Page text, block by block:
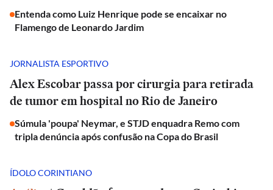
Entenda como Luiz Henrique pode se encaixar no
Flamengo de Leonardo Jardim
JORNALISTA ESPORTIVO
Alex Escobar passa por cirurgia para retirada
de tumor em hospital no Rio de Janeiro
Súmula 'poupa' Neymar, e STJD enquadra Remo com
tripla denúncia após confusão na Copa do Brasil
ÍDOLO CORINTIANO